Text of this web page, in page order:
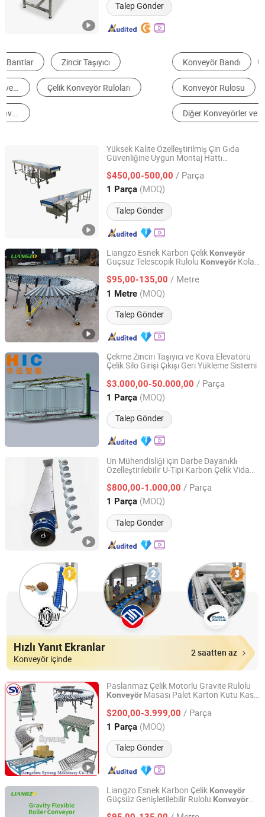
Talep Gönder
Konveyör Bandı Konveyör Konveyör Zinciri
Konveyör Rulosu Madencilik Konveyörü
Yüksek Kalite Özelleştirilmiş Çin Gıda
Güvenliğine Uygun Montaj Hattı
Konveyör
$450,00-500,00 / Parça
1 Parça (MOQ)
Talep Gönder
Hangzhou Nuohua Machinery Co., Ltd.
Zhejiang, China Fiyat 2024
Liangzo Esnek Karbon Çelik Konveyör
Güçsüz Telescopik Rulolu Konveyör Kolay
$95,00-135,00 / Metre
1 Metre (MOQ)
Talep Gönder
Fujian Liangzuo Intelligent Equipment Technology Co.,
Ltd.
Fujian, China Fiyat 2020
Çekme Zinciri Taşıyıcı ve Kova Elevatörü
Çelik Silo Girişi Çıkışı Geri Yükleme Sistemi
$3.000,00-50.000,00 / Parça
1 Parça (MOQ)
Talep Gönder
Yidu Huaxun Intelligent Conveyor Co., Ltd.
Hubei, China Fiyat 2020
Un Mühendisliği için Darbe Dayanıklı
Özelleştirilebilir U-Tipi Karbon Çelik Vida
$800,00-1.000,00 / Parça
1 Parça (MOQ)
Talep Gönder
Cangzhou Yingjie Machinery Manufacturing Co., Ltd.
Hebei, China Fiyat 2024
Hızlı Yanıt Ekranlar
Konveyör içinde
2 saatten az
Paslanmaz Çelik Motorlu Gravite Rulolu
Konveyör Masası Palet Karton Kutu Kasa
$200,00-3.999,00 / Parça
1 Parça (MOQ)
Talep Gönder
Zhengzhou Syoung Machinery Co., Ltd.
Henan, China Fiyat 2019
Liangzo Esnek Karbon Çelik Konveyör
Güçsüz Genişletilebilir Rulolu Konveyör
Fujian Liangzuo Intelligent Equipment Technology Co.,